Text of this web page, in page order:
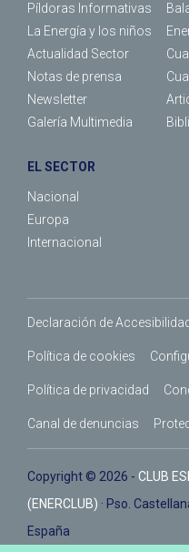
Píldoras Informativas
La Energía y los niños
Actualidad Sector
Notas de prensa
Newsletter
Galería Multimedia
EL SECTOR
Nacional
Europa
Internacional
Declaración de
Política de cookies
Política de privacidad
Canal de denuncias
Copyright © 2026 - CLUB
(ENERCLUB) · Pso.
España